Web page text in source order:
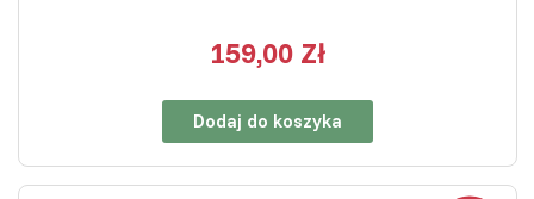
159,00 Zł
Dodaj do koszyka